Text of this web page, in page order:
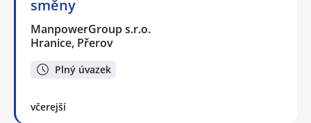
směny
ManpowerGroup s.r.o.
Hranice, Přerov
Plný úvazek
včerejší